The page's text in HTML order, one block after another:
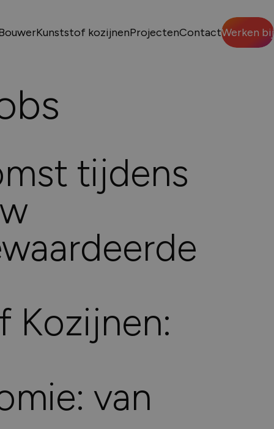
nodig?
Kunststof kozijnenProjectenContactWerken bij
tijdens
Kozijnen:
van